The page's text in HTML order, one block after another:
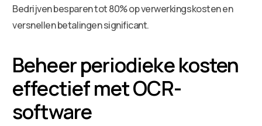
Bedrijven besparen tot 80% op verwerkingskosten en
versnellen betalingen significant.
Beheer periodieke kosten
effectief met OCR-
software